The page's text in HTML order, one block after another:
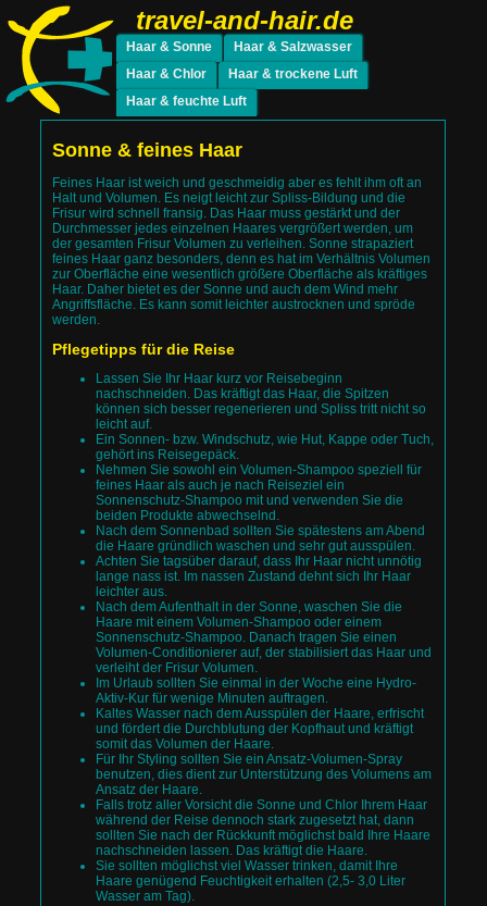
travel-and-hair.de
Haar & Sonne
normales Haar
trockenes Haar
feines Haar
fettendes Haar
naturkrauses Haar
dauergewelltes Haar
coloriertes Haar
Haar & Salzwasser
normales Haar
trockenes Haar
feines Haar
fettendes Haar
naturkrauses Haar
dauergewelltes Haar
coloriertes Haar
Haar & Chlor
normales Haar
trockenes Haar
feines Haar
fettendes Haar
naturkrauses Haar
dauergewelltes Haar
coloriertes Haar
Haar & trockene Luft
normales Haar
trockenes Haar
feines Haar
fettendes Haar
naturkrauses Haar
dauergewelltes Haar
coloriertes Haar
Haar & feuchte Luft
fettendes Haar
naturkrauses Haar
dauergewelltes Haar
coloriertes Haar
Sonne & feines Haar
Feines Haar ist weich und geschmeidig aber es fehlt ihm oft an
Halt und Volumen. Es neigt leicht zur Spliss-Bildung und die
Frisur wird schnell fransig. Das Haar muss gestärkt und der
Durchmesser jedes einzelnen Haares vergrößert werden, um
der gesamten Frisur Volumen zu verleihen. Sonne strapaziert
feines Haar ganz besonders, denn es hat im Verhältnis Volumen
zur Oberfläche eine wesentlich größere Oberfläche als kräftiges
Haar. Daher bietet es der Sonne und auch dem Wind mehr
Angriffsfläche. Es kann somit leichter austrocknen und spröde
werden.
Pflegetipps für die Reise
Lassen Sie Ihr Haar kurz vor Reisebeginn
nachschneiden. Das kräftigt das Haar, die Spitzen
können sich besser regenerieren und Spliss tritt nicht so
leicht auf.
Ein Sonnen- bzw. Windschutz, wie Hut, Kappe oder Tuch,
gehört ins Reisegepäck.
Nehmen Sie sowohl ein Volumen-Shampoo speziell für
feines Haar als auch je nach Reiseziel ein
Sonnenschutz-Shampoo mit und verwenden Sie die
beiden Produkte abwechselnd.
Nach dem Sonnenbad sollten Sie spätestens am Abend
die Haare gründlich waschen und sehr gut ausspülen.
Achten Sie tagsüber darauf, dass Ihr Haar nicht unnötig
lange nass ist. Im nassen Zustand dehnt sich Ihr Haar
leichter aus.
Nach dem Aufenthalt in der Sonne, waschen Sie die
Haare mit einem Volumen-Shampoo oder einem
Sonnenschutz-Shampoo. Danach tragen Sie einen
Volumen-Conditionierer auf, der stabilisiert das Haar und
verleiht der Frisur Volumen.
Im Urlaub sollten Sie einmal in der Woche eine Hydro-
Aktiv-Kur für wenige Minuten auftragen.
Kaltes Wasser nach dem Ausspülen der Haare, erfrischt
und fördert die Durchblutung der Kopfhaut und kräftigt
somit das Volumen der Haare.
Für Ihr Styling sollten Sie ein Ansatz-Volumen-Spray
benutzen, dies dient zur Unterstützung des Volumens am
Ansatz der Haare.
Falls trotz aller Vorsicht die Sonne und Chlor Ihrem Haar
während der Reise dennoch stark zugesetzt hat, dann
sollten Sie nach der Rückkunft möglichst bald Ihre Haare
nachschneiden lassen. Das kräftigt die Haare.
Sie sollten möglichst viel Wasser trinken, damit Ihre
Haare genügend Feuchtigkeit erhalten (2,5- 3,0 Liter
Wasser am Tag).